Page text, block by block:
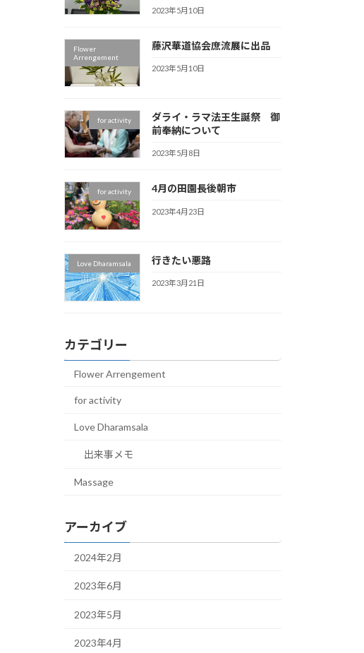
2023年5月10日
Flower
Arrengement
藤沢華道協会庶流展に出品
2023年5月10日
for activity
ダライ・ラマ法王生誕祭 御
前奉納について
2023年5月8日
for activity 4月の田園長後朝市
2023年4月23日
Love Dharamsala 行きたい悪路
2023年3月21日
カテゴリー
Flower Arrengement
for activity
Love Dharamsala
出来事メモ
Massage
アーカイブ
2024年2月
2023年6月
2023年5月
2023年4月